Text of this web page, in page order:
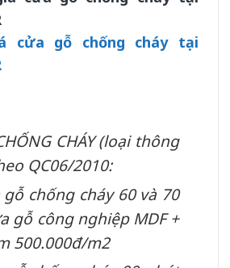
cửa gỗ chống cháy tại
CHÁY (loại thông
QC06/2010:
gỗ chống cháy 60 và 70
gỗ công nghiệp MDF +
500.000đ/m2